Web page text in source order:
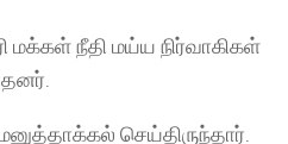
மக்கள் நீதி மய்ய நிர்வாகிகள்
செய்திருந்தார்.